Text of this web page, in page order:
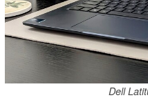
Dell